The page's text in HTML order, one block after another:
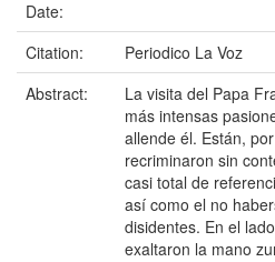
Date:
Citation:
Periodico La Voz
Abstract:
La visita del Papa
más intensas
allende él. Están,
recriminaron sin
casi total de
así como el no
disidentes. En el
exaltaron la mano